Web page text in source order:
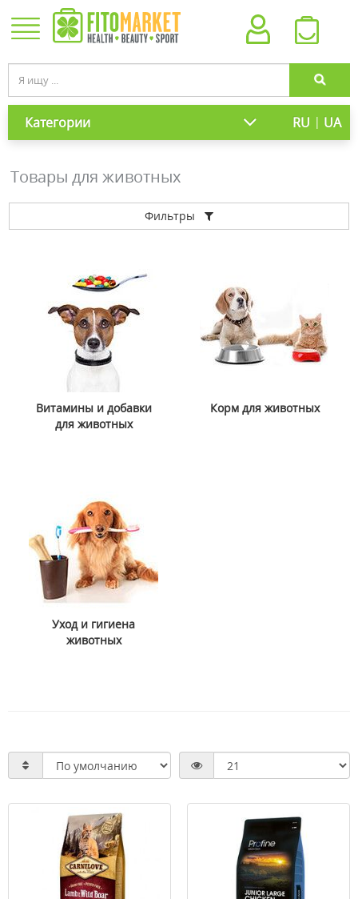
Категории RU | UA
Товары для животных
Фильтры
Витамины и добавки
для животных
Корм для животных
Уход и гигиена
животных